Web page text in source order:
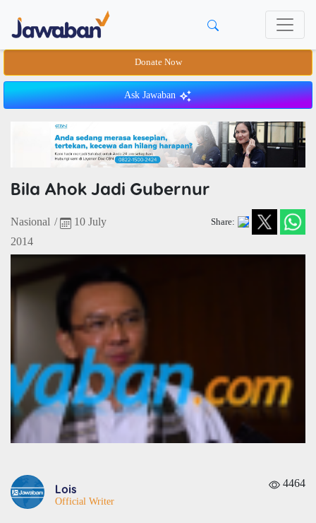
Donate Now
Ask Jawaban
Bila Ahok Jadi Gubernur
Nasional /
10 July
2014
Share:
Lois
Official Writer
4464